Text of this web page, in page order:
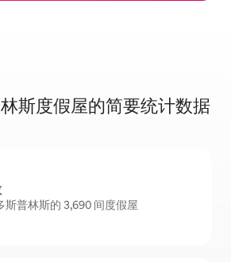
斯度假屋的简要统计数据
斯普林斯的 3,690 间度假屋